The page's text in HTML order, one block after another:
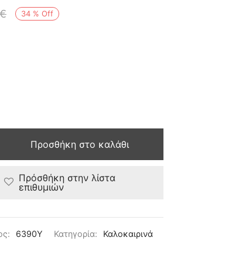
34 % Off
€
Προσθήκη στο καλάθι
Πρόσθήκη στην λίστα
επιθυμιών
6390Y Κατηγορία: Καλοκαιρινά